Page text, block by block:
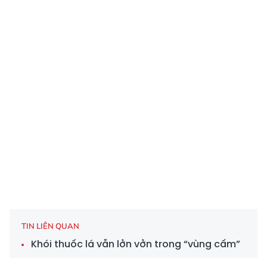
TIN LIÊN QUAN
Khói thuốc lá vẫn lởn vởn trong “vùng cấm”